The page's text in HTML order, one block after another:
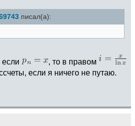
писал(а):
, то в правом
если я ничего не путаю.